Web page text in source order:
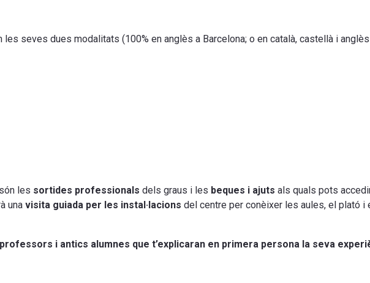
les seves dues modalitats (100% en anglès a Barcelona; o en català, castellà i
les sortides professionals dels graus i les beques i ajuts als quals pots
una visita guiada per les instal·lacions del centre per conèixer les aules, el plató i
i antics alumnes que t’explicaran en primera persona la seva